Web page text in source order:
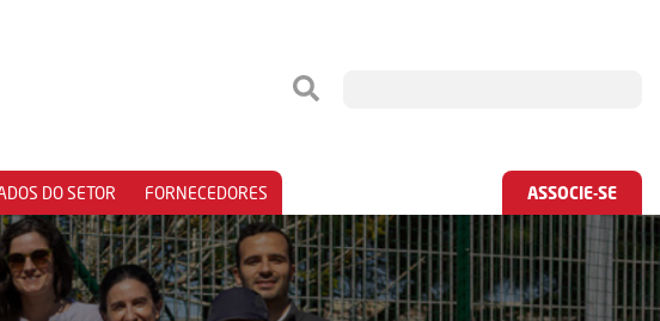
DO SETOR FORNECEDORES ASSOCIE-SE